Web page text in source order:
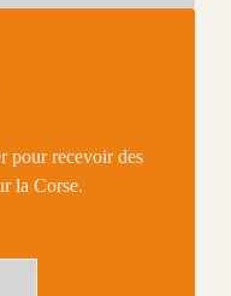
pour recevoir des
la Corse.